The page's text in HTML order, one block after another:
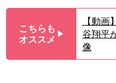
こちらも
オススメ ▶︎
【動
谷翔平
像